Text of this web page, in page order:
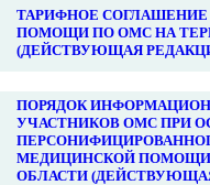
ТАРИФНОЕ
ПОМОЩИ ПО ОМС НА
(ДЕЙСТВУЮЩАЯ
ПОРЯДОК
УЧАСТНИКОВ ОМС ПРИ
МЕДИЦИНСКОЙ ПОМОЩИ
ОБЛАСТИ